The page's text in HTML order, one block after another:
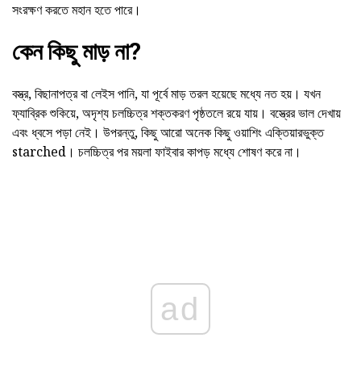
সংরক্ষণ করতে মহান হতে পারে।
কেন কিছু মাড় না?
বস্ত্র, বিছানাপত্র বা লেইস পানি, যা পূর্বে মাড় তরল হয়েছে মধ্যে নত হয়। যখন
ফ্যাব্রিক শুকিয়ে, অদৃশ্য চলচ্চিত্র শক্তকরণ পৃষ্ঠতলে রয়ে যায়। বস্ত্রের ভাল দেখায়
এবং ধ্বসে পড়া নেই। উপরন্তু, কিছু আরো অনেক কিছু ওয়াশিং এক্তিয়ারভুক্ত
starched। চলচ্চিত্র পর ময়লা ফাইবার কাপড় মধ্যে শোষণ করে না।
ad